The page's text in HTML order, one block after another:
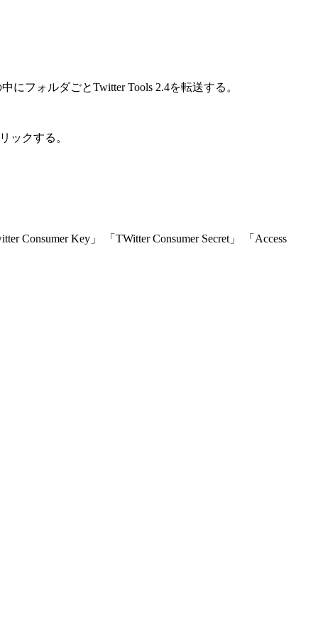
にフォルダごとTwitter Tools 2.4を転送する。
ックする。
Consumer Key」 「TWitter Consumer Secret」 「Access